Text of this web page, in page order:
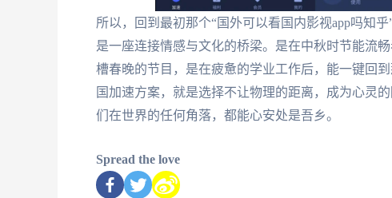
所以，回到最初那个“国外可以看国内影视app吗知
是一座连接情感与文化的桥梁。是在中秋时节能流
槽春晚的节目，是在疲惫的学业工作后，能一键回
国加速方案，就是选择不让物理的距离，成为心灵
们在世界的任何角落，都能心安处是吾乡。
Spread the love